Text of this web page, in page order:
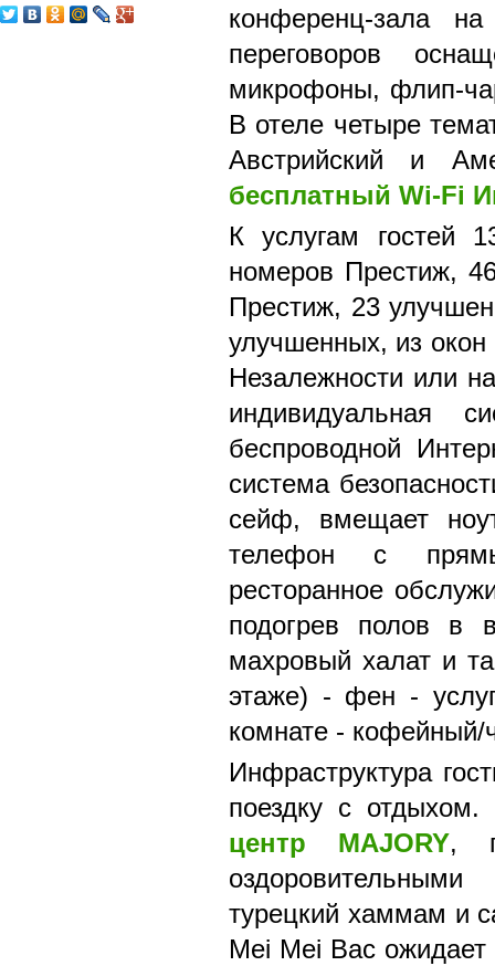
конференц-зала
переговоров
микрофоны, флип-
В отеле четыре
Австрийский и
бесплатный Wi-Fi
К услугам гостей
номеров Престиж,
Престиж, 23
улучшенных, из
Незалежности или
индивидуальная
беспроводной
система
сейф, вмещает
телефон с
ресторанное
подогрев полов в
махровый халат и
этаже) - фен -
комнате - кофейный/
Инфраструктура
поездку с
центр MAJORY,
турецкий хаммам и
Mei Mei Вас